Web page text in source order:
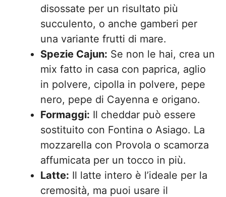
disossate per un risultato più
succulento, o anche gamberi per
una variante frutti di mare.
Spezie Cajun: Se non le hai, crea un
mix fatto in casa con paprica, aglio
in polvere, cipolla in polvere, pepe
nero, pepe di Cayenna e origano.
Formaggi: Il cheddar può essere
sostituito con Fontina o Asiago. La
mozzarella con Provola o scamorza
affumicata per un tocco in più.
Latte: Il latte intero è l’ideale per la
cremosità, ma puoi usare il